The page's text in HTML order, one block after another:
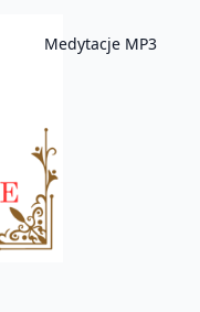
Medytacje MP3